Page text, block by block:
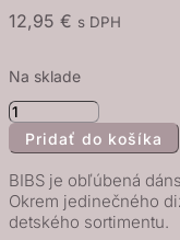
12,95 € s DPH
Na sklade
množstvo
BIBS
cumlíky
z
Pridať do košíka
BIBS je obľúbená
Okrem jedinečného
detského sortimentu.